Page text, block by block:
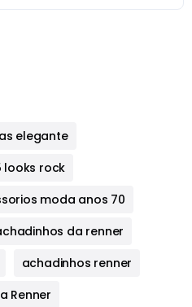
elegante
looks rock
moda anos 70
da renner
achadinhos renner
Renner